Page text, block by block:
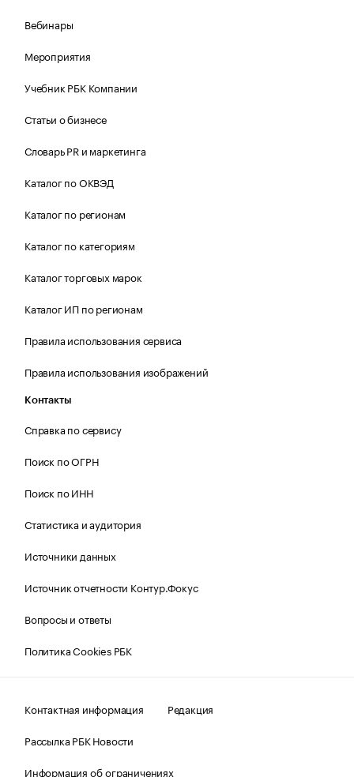
Вебинары
Мероприятия
Учебник РБК Компании
Статьи о бизнесе
Словарь PR и маркетинга
Каталог по ОКВЭД
Каталог по регионам
Каталог по категориям
Каталог торговых марок
Каталог ИП по регионам
Правила использования сервиса
Правила использования изображений
Контакты
Справка по сервису
Поиск по ОГРН
Поиск по ИНН
Статистика и аудитория
Источники данных
Источник отчетности Контур.Фокус
Вопросы и ответы
Политика Cookies РБК
Контактная информация
Редакция
Рассылка РБК Новости
Информация об ограничениях